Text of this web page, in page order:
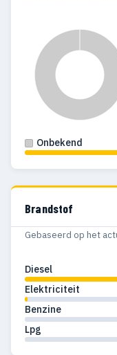
Onbekend
Brandstof
Gebaseerd op het
Diesel
Elektriciteit
Benzine
Lpg